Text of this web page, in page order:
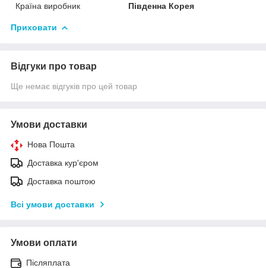
Країна виробник
Південна Корея
Приховати
Відгуки про товар
Ще немає відгуків про цей товар
Умови доставки
Нова Пошта
Доставка кур'єром
Доставка поштою
Всі умови доставки
Умови оплати
Післяплата